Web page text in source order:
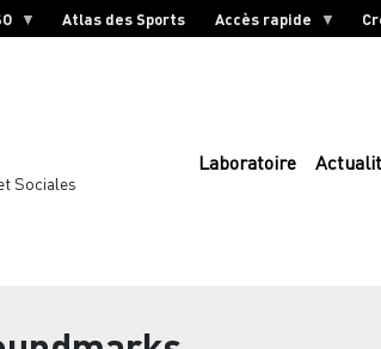
Atlas des Sports Accès rapide
Sociales
Laboratoire